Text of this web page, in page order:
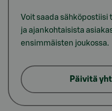
Voit saada sähköpostiisi
ja ajankohtaisista
ensimmäisten joukossa.
Päivitä